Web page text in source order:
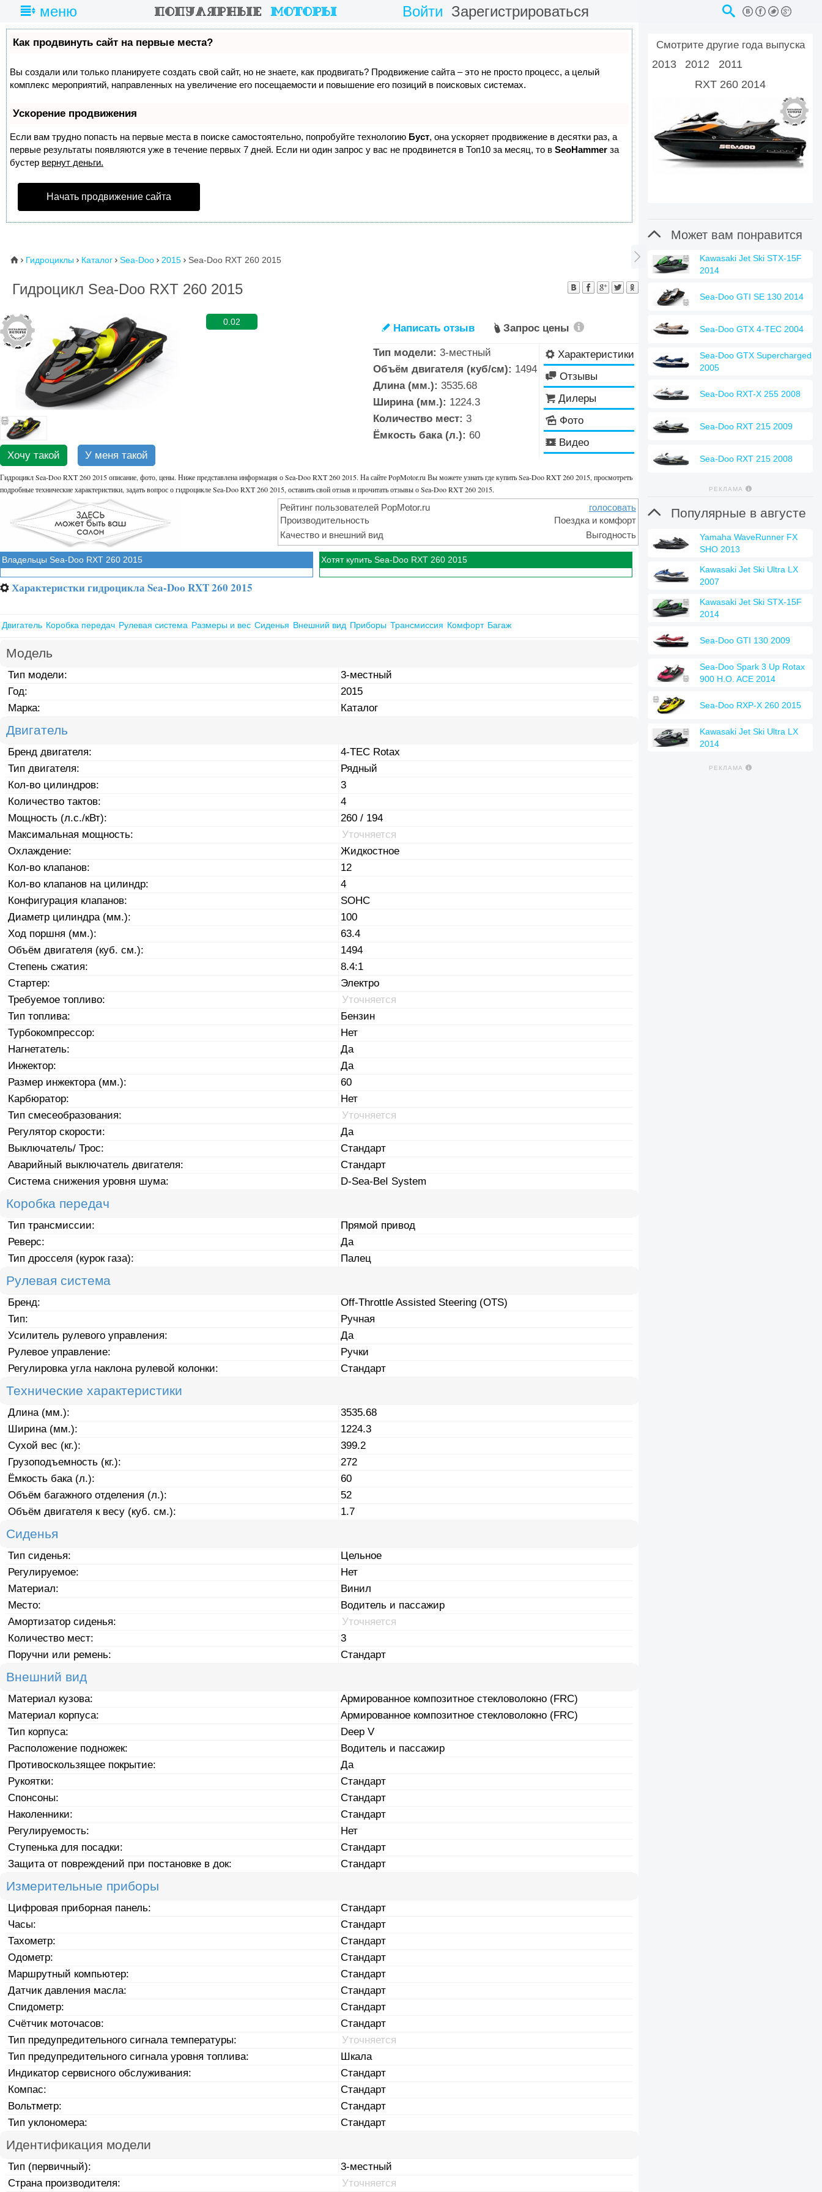
меню Войти Зарегистрироваться
Как продвинуть сайт на первые места?
Вы создали или только планируете создать свой сайт, но не знаете, как продвигать? Продвижение сайта – это не просто процесс, а целый
комплекс мероприятий, направленных на увеличение его посещаемости и повышение его позиций в поисковых системах.
Ускорение продвижения
Если вам трудно попасть на первые места в поиске самостоятельно, попробуйте технологию Буст, она ускоряет продвижение в десятки раз, а
первые результаты появляются уже в течение первых 7 дней. Если ни один запрос у вас не продвинется в Топ10 за месяц, то в SeoHammer за
бустер вернут деньги.
Начать продвижение сайта
⌂  Гидроциклы  Каталог  Sea-Doo  2015  Sea-Doo RXT 260 2015
Гидроцикл Sea-Doo RXT 260 2015
Хочу такой У меня такой
0.02
✎ Написать отзыв  Запрос цены
Тип модели: 3-местный
Объём двигателя (куб/см): 1494
Длина (мм.): 3535.68
Ширина (мм.): 1224.3
Количество мест: 3
Ёмкость бака (л.): 60
⚙ Характеристики
 Отзывы
 Дилеры
🌄 Фото
🎬 Видео
Гидроцикл Sea-Doo RXT 260 2015 описание, фото, цены. Ниже представлена информация о Sea-Doo RXT 260 2015. На сайте PopMotor.ru Вы можете узнать где купить Sea-Doo RXT 260 2015, просмотреть
подробные технические характеристики, задать вопрос о гидроцикле Sea-Doo RXT 260 2015, оставить свой отзыв и прочитать отзывы о Sea-Doo RXT 260 2015.
Рейтинг пользователей PopMotor.ru
голосовать
Производительность
Качество и внешний вид
Поездка и комфорт
Выгодность
Владельцы Sea-Doo RXT 260 2015 Хотят купить Sea-Doo RXT 260 2015
⚙ Характеристки гидроцикла Sea-Doo RXT 260 2015
Двигатель Коробка передач Рулевая система Размеры и вес Сиденья Внешний вид Приборы Трансмиссия Комфорт Багаж
Модель
Тип модели:
3-местный
Год:
2015
Марка:
Каталог
Двигатель
Бренд двигателя:
4-TEC Rotax
Тип двигателя:
Рядный
Кол-во цилиндров:
3
Количество тактов:
4
Мощность (л.с./кВт):
260 / 194
Максимальная мощность:
Уточняется
Охлаждение:
Жидкостное
Кол-во клапанов:
12
Кол-во клапанов на цилиндр:
4
Конфигурация клапанов:
SOHC
Диаметр цилиндра (мм.):
100
Ход поршня (мм.):
63.4
Объём двигателя (куб. см.):
1494
Степень сжатия:
8.4:1
Стартер:
Электро
Требуемое топливо:
Уточняется
Тип топлива:
Бензин
Турбокомпрессор:
Нет
Нагнетатель:
Да
Инжектор:
Да
Размер инжектора (мм.):
60
Карбюратор:
Нет
Тип смесеобразования:
Уточняется
Регулятор скорости:
Да
Выключатель/ Трос:
Стандарт
Аварийный выключатель двигателя:
Стандарт
Система снижения уровня шума:
D-Sea-BeI System
Коробка передач
Тип трансмиссии:
Прямой привод
Реверс:
Да
Тип дросселя (курок газа):
Палец
Рулевая система
Бренд:
Off-Throttle Assisted Steering (OTS)
Тип:
Ручная
Усилитель рулевого управления:
Да
Рулевое управление:
Ручки
Регулировка угла наклона рулевой колонки:
Стандарт
Технические характеристики
Длина (мм.):
3535.68
Ширина (мм.):
1224.3
Сухой вес (кг.):
399.2
Грузоподъемность (кг.):
272
Ёмкость бака (л.):
60
Объём багажного отделения (л.):
52
Объём двигателя к весу (куб. см.):
1.7
Сиденья
Тип сиденья:
Цельное
Регулируемое:
Нет
Материал:
Винил
Место:
Водитель и пассажир
Амортизатор сиденья:
Уточняется
Количество мест:
3
Поручни или ремень:
Стандарт
Внешний вид
Материал кузова:
Армированное композитное стекловолокно (FRC)
Материал корпуса:
Армированное композитное стекловолокно (FRC)
Тип корпуса:
Deep V
Расположение подножек:
Водитель и пассажир
Противоскользящее покрытие:
Да
Рукоятки:
Стандарт
Спонсоны:
Стандарт
Наколенники:
Стандарт
Регулируемость:
Нет
Ступенька для посадки:
Стандарт
Защита от повреждений при постановке в док:
Стандарт
Измерительные приборы
Цифровая приборная панель:
Стандарт
Часы:
Стандарт
Тахометр:
Стандарт
Одометр:
Стандарт
Маршрутный компьютер:
Стандарт
Датчик давления масла:
Стандарт
Спидометр:
Стандарт
Счётчик моточасов:
Стандарт
Тип предупредительного сигнала температуры:
Уточняется
Тип предупредительного сигнала уровня топлива:
Шкала
Индикатор сервисного обслуживания:
Стандарт
Компас:
Стандарт
Вольтметр:
Стандарт
Тип уклономера:
Стандарт
Идентификация модели
Тип (первичный):
3-местный
Страна производителя:
Уточняется

Смотрите другие года выпуска
RXT 260 2014
2013 2012 2011
 Может вам понравится
Kawasaki Jet Ski STX-15F
2014
Sea-Doo GTI SE 130 2014
Sea-Doo GTX 4-TEC 2004
Sea-Doo GTX Supercharged
2005
Sea-Doo RXT-X 255 2008
Sea-Doo RXT 215 2009
Sea-Doo RXT 215 2008
РЕКЛАМА
 Популярные в августе
Yamaha WaveRunner FX
SHO 2013
Kawasaki Jet Ski Ultra LX
2007
Kawasaki Jet Ski STX-15F
2014
Sea-Doo GTI 130 2009
Sea-Doo Spark 3 Up Rotax
900 H.O. ACE 2014
Sea-Doo RXP-X 260 2015
Kawasaki Jet Ski Ultra LX
2014
РЕКЛАМА